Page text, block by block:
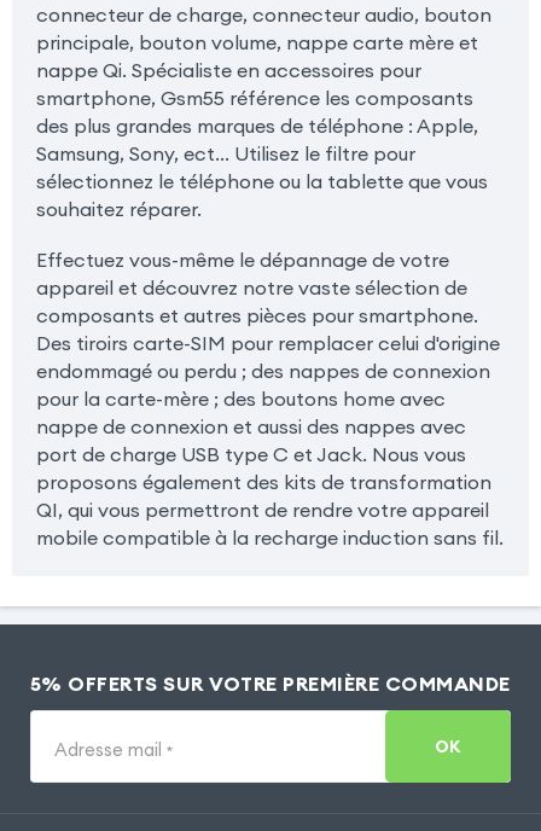
connecteur de charge, connecteur audio, bouton
principale, bouton volume, nappe carte mère et
nappe Qi. Spécialiste en accessoires pour
smartphone, Gsm55 référence les composants
des plus grandes marques de téléphone : Apple,
Samsung, Sony, ect... Utilisez le filtre pour
sélectionnez le téléphone ou la tablette que vous
souhaitez réparer.
Effectuez vous-même le dépannage de votre
appareil et découvrez notre vaste sélection de
composants et autres pièces pour smartphone.
Des tiroirs carte-SIM pour remplacer celui d'origine
endommagé ou perdu ; des nappes de connexion
pour la carte-mère ; des boutons home avec
nappe de connexion et aussi des nappes avec
port de charge USB type C et Jack. Nous vous
proposons également des kits de transformation
QI, qui vous permettront de rendre votre appareil
mobile compatible à la recharge induction sans fil.
5% OFFERTS SUR VOTRE PREMIÈRE COMMANDE
Adresse mail * OK